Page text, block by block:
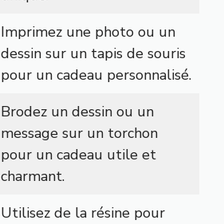
Imprimez une photo ou un
dessin sur un tapis de souris
pour un cadeau personnalisé.
Brodez un dessin ou un
message sur un torchon
pour un cadeau utile et
charmant.
Utilisez de la résine pour